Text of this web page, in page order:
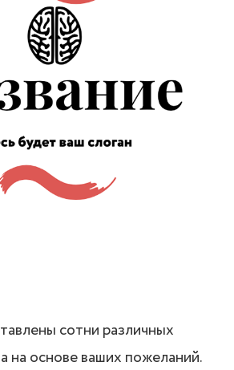
сотни различных
на основе ваших пожеланий.